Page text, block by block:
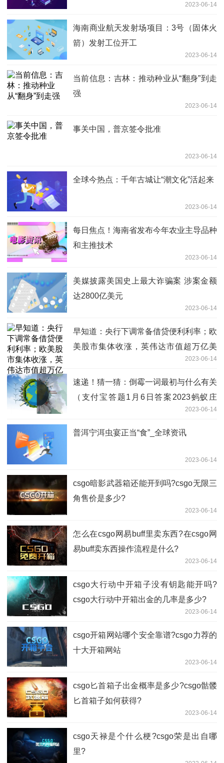
2023-06-14
海南商业航天发射场项目：3号（固体火
箭）发射工位开工
2023-06-14
当前信息：吉林：推动种业从“翻身”到走
强
2023-06-14
事关中国，普京签令批准
2023-06-14
全球今热点：千年古城让“潮文化”活起来
2023-06-14
每日焦点！海南省发布今年农业主导品种
和主推技术
2023-06-14
美媒披露美国史上最大诈骗案 涉案金额
达2800亿美元
2023-06-14
早知道：央行下调常备借贷便利利率；欧
美股市集体收涨，英伟达市值超万亿美
2023-06-14
速递！猜一猜：倒霉一词最初与什么有关
（支付宝答题1月6日答案2023蚂蚁庄
2023-06-14
普洱宁洱虫宴正当“食”_全球资讯
2023-06-14
csgo暗影武器箱还能开到吗?csgo无限三
角售价是多少?
2023-06-14
怎么在csgo网易buff里卖东西?在csgo网
易buff卖东西操作流程是什么?
2023-06-14
csgo大行动中开箱子没有钥匙能开吗?
csgo大行动中开箱出金的几率是多少?
2023-06-14
csgo开箱网站哪个安全靠谱?csgo力荐的
十大开箱网站
2023-06-14
csgo匕首箱子出金概率是多少?csgo骷髅
匕首箱子如何获得?
2023-06-14
csgo天禄是个什么梗?csgo荣是出自哪
里?